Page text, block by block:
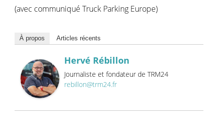
(avec communiqué Truck Parking Europe)
À propos Articles récents
Hervé Rébillon
Journaliste et fondateur de TRM24
rebillon@trm24.fr